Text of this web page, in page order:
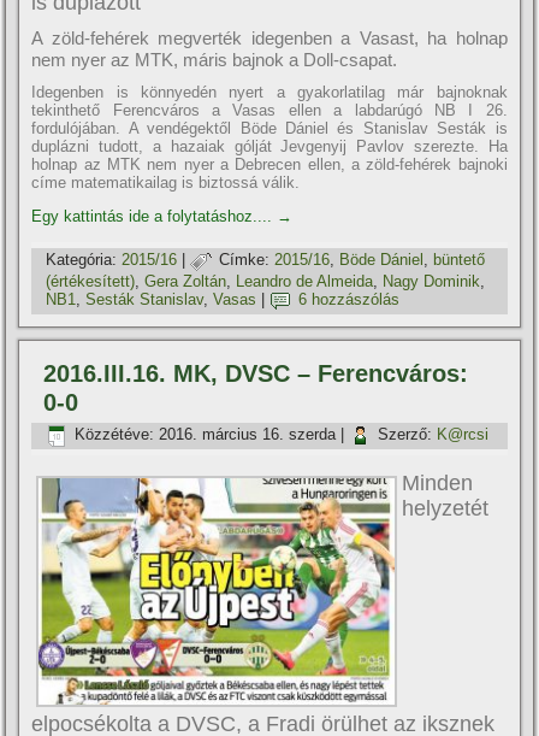
A zöld-fehérek megverték idegenben a Vasast, ha holnap
nem nyer az MTK, máris bajnok a Doll-csapat.
Idegenben is könnyedén nyert a gyakorlatilag már bajnoknak
tekinthető Ferencváros a Vasas ellen a labdarúgó NB I 26.
fordulójában. A vendégektől Böde Dániel és Stanislav Sesták is
duplázni tudott, a hazaiak gólját Jevgenyij Pavlov szerezte. Ha
holnap az MTK nem nyer a Debrecen ellen, a zöld-fehérek bajnoki
cí­me matematikailag is biztossá válik.
Egy kattintás ide a folytatáshoz....
→
Kategória: 2015/16 | Címke: 2015/16, Böde Dániel , büntető
(értékesí­tett) ,Gera Zoltán Leandro de Almeida Nagy Dominik
NB1,Sesták Stanislav,Vasas 6 hozzászólás
2016.III.16. MK, DVSC – Ferencváros:
0-0
Közzétéve: 2016. március 16. szerda| Szerző: K@rcsi
Minden
helyzetét
elpocsékolta a DVSC, a Fradi örülhet az iksznek